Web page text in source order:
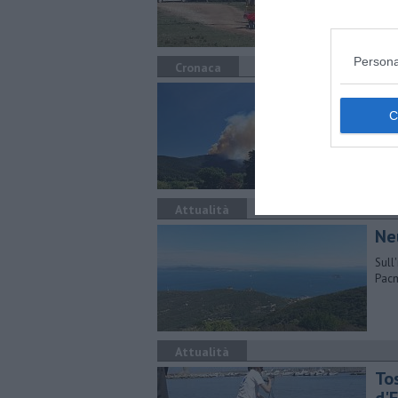
Cronaca
Attualità
Attualità